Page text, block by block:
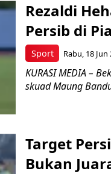
Sport
Rezaldi
Persib di
Rabu, 18 Jun
KURASI MEDIA –
skuad Maung
Target
Bukan